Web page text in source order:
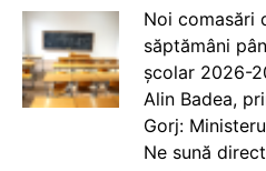
Noi comasări
săptămâni
școlar 2026-
Alin Badea,
Gorj:
Ne sună